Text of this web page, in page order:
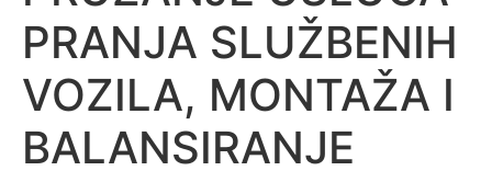
PRANJA SLUŽBENIH
VOZILA, MONTAŽA I
BALANSIRANJE